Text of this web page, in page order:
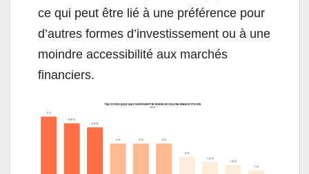
ce qui peut être lié à une préférence pour
d’autres formes d’investissement ou à une
moindre accessibilité aux marchés
financiers.